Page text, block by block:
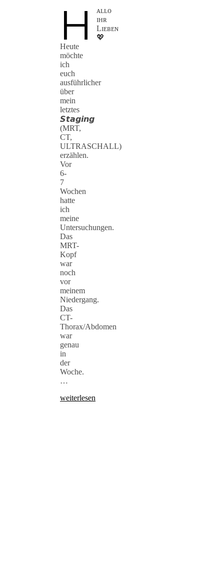
H
ᴀʟʟᴏ
ɪʜʀ
Lɪᴇʙᴇɴ
💖
Heute
möchte
ich
euch
ausführlicher
über
mein
letztes
𝙎𝙩𝙖𝙜𝙞𝙣𝙜
(MRT,
CT,
ULTRASCHALL)
erzählen.
Vor
6-
7
Wochen
hatte
ich
meine
Untersuchungen.
Das
MRT-
Kopf
war
noch
vor
meinem
Niedergang.
Das
CT-
Thorax/Abdomen
war
genau
in
der
Woche.
…
weiterlesen